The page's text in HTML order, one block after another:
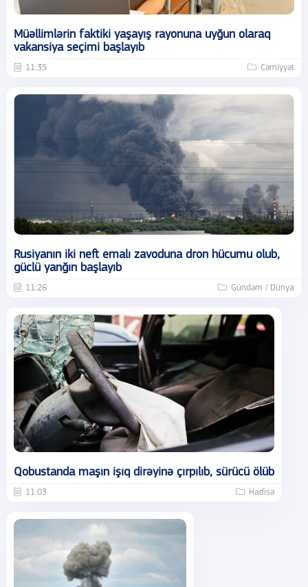
Müəllimlərin faktiki yaşayış rayonuna uyğun olaraq
vakansiya seçimi başlayıb
11:35 Cəmiyyət
Rusiyanın iki neft emalı zavoduna dron hücumu olub,
güclü yanğın başlayıb
11:26 Gündəm / Dünya
Qobustanda maşın işıq dirəyinə çırpılıb, sürücü ölüb
11:03 Hadisə